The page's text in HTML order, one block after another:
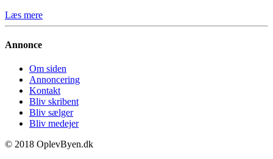
Læs mere
Annonce
Om siden
Annoncering
Kontakt
Bliv skribent
Bliv sælger
Bliv medejer
© 2018 OplevByen.dk